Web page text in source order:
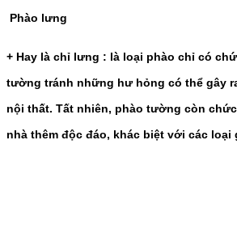
Phào lưng
+ Hay là chỉ lưng : là loại phào chỉ có
tường tránh những hư hỏng có thể gây
nội thất. Tất nhiên, phào tường còn
nhà thêm độc đáo, khác biệt với các loại